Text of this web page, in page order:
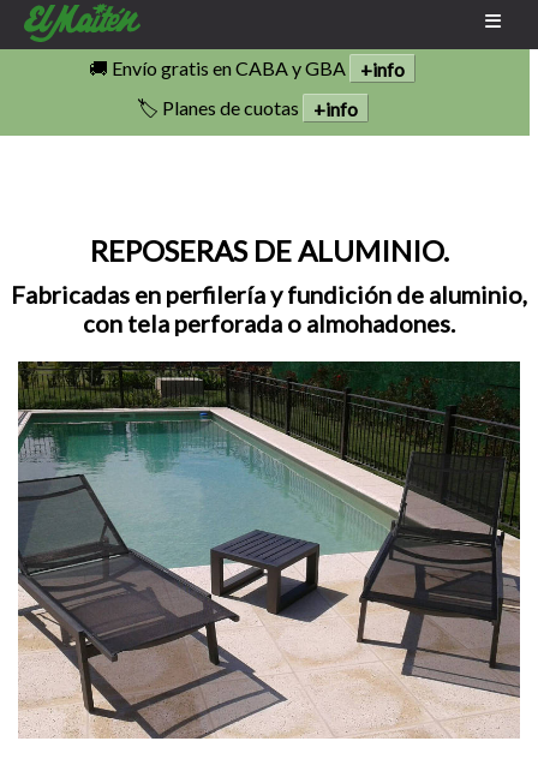
🚚 Envío gratis en CABA y GBA
+info
🏷️ Planes de cuotas
+info
REPOSERAS DE ALUMINIO.
Fabricadas en perfilería y fundición de aluminio,
con tela perforada o almohadones.